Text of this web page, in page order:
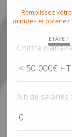
Remplissez
minutes et
ETAPE 1
Chiffre
Nb de salariés :